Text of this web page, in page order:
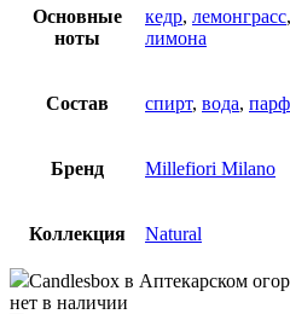
Основные
ноты
кедр, лемонграсс,
лимона
Состав cпирт, вода,
Бренд Millefiori Milano
Коллекция Natural
Candlesbox в Аптекарском
нет в наличии